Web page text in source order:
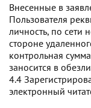
Внесенные в
Пользователя
личность, по сети
стороне
контрольная
заносится в
4.4
электронный